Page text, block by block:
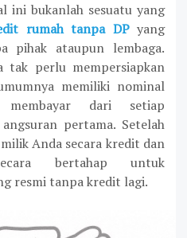
ini bukanlah sesuatu yang
rumah tanpa DP yang
pihak ataupun lembaga.
tak perlu mempersiapkan
memiliki nominal
dari setiap
pertama. Setelah
Anda secara kredit dan
bertahap untuk
resmi tanpa kredit lagi.